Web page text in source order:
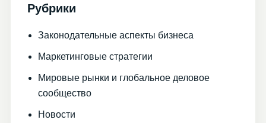
Рубрики
Законодательные аспекты бизнеса
Маркетинговые стратегии
Мировые рынки и глобальное деловое
сообщество
Новости